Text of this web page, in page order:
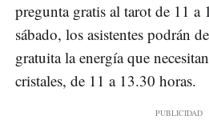
pregunta gratis al tarot de 11 a
sábado, los asistentes podrán
gratuita la energía que
cristales, de 11 a 13.30 horas.